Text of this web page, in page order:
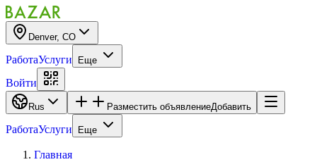
Denver, CO
РаботаУслуги Еще
Войти
Rus Разместить объявлениеДобавить
РаботаУслуги Еще
Главная